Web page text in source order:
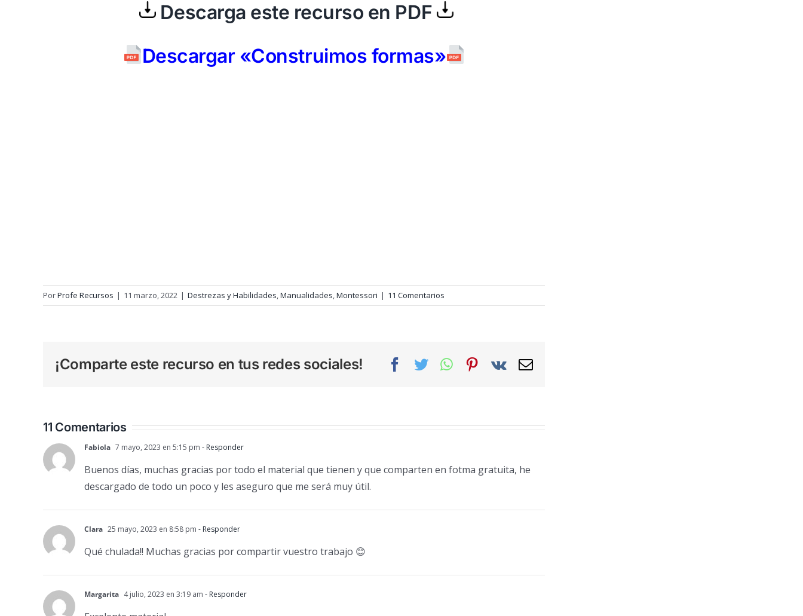
Descarga este recurso en PDF
Descargar «Construimos formas»
PorProfe Recursos | 11 marzo, 2022 | Destrezas y Habilidades Manualidades Montessori | 11 Comentarios
¡Comparte este recurso en tus redes sociales! Facebook
TwitterWhatsAppPinterest
Vk
Correo
11 Comentarios
Fabiola 7 mayo, 2023 en 5:15 pm - Responder
Buenos días, muchas gracias por todo el material que tienen y que comparten en fotma gratuita, he
descargado de todo un poco y les aseguro que me será muy útil.
Clara 25 mayo, 2023 en 8:58 pm - Responder
Qué chulada!! Muchas gracias por compartir vuestro trabajo 😊
Margarita 4 julio, 2023 en 3:19 am - Responder